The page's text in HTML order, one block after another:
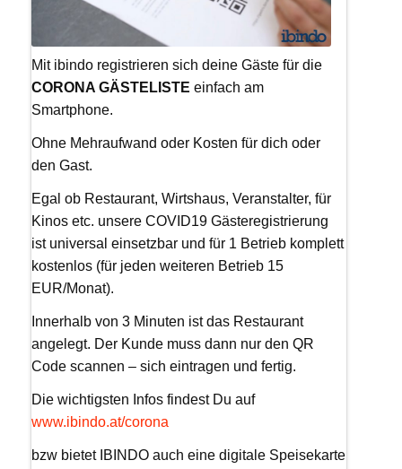
Mit ibindo registrieren sich deine Gäste für die
CORONA GÄSTELISTE einfach am
Smartphone.
Ohne Mehraufwand oder Kosten für dich oder
den Gast.
Egal ob Restaurant, Wirtshaus, Veranstalter, für
Kinos etc. unsere COVID19 Gästeregistrierung
ist universal einsetzbar und für 1 Betrieb komplett
kostenlos (für jeden weiteren Betrieb 15
EUR/Monat).
Innerhalb von 3 Minuten ist das Restaurant
angelegt. Der Kunde muss dann nur den QR
Code scannen – sich eintragen und fertig.
Die wichtigsten Infos findest Du auf
www.ibindo.at/corona
bzw bietet IBINDO auch eine digitale Speisekarte